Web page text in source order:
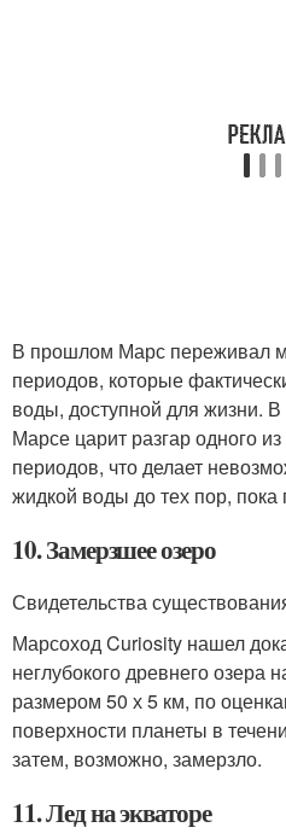
В прошлом Марс переживал
периодов, которые
воды, доступной для жизни.
Марсе царит разгар одного
периодов, что делает
жидкой воды до тех пор, пока
10. Замерзшее озеро
Свидетельства
Марсоход Curiosity нашел
неглубокого древнего озера
размером 50 х 5 км, по
поверхности планеты в
затем, возможно, замерзло.
11. Лед на экваторе